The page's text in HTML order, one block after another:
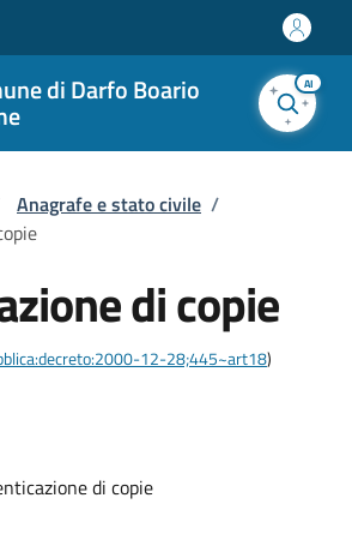
di Darfo Boario AI
pane
Anagrafe e stato civile /
di copie
12-28;445~art18)
di copie